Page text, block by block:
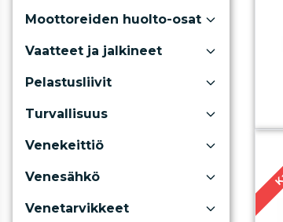
Moottoreiden huolto-osat
Vaatteet ja jalkineet
Pelastusliivit
Turvallisuus
Venekeittiö
Venesähkö
Venetarvikkeet